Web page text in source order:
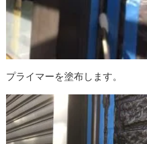
プライマーを塗布します。